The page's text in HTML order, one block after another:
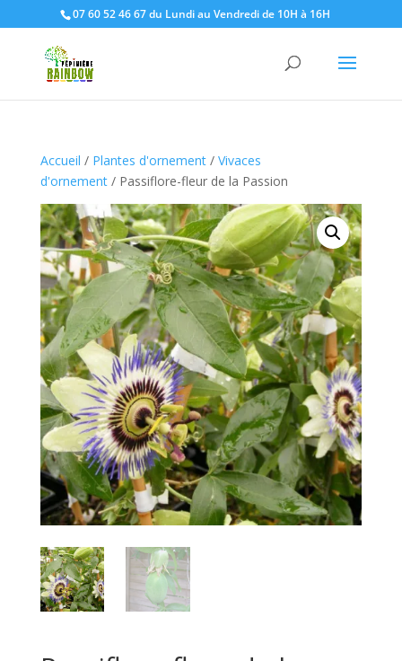
07 60 52 46 67 du Lundi au Vendredi de 10H à 16H
Accueil / Plantes d'ornement/ Vivaces
d'ornement/ Passiflore-fleur de la Passion